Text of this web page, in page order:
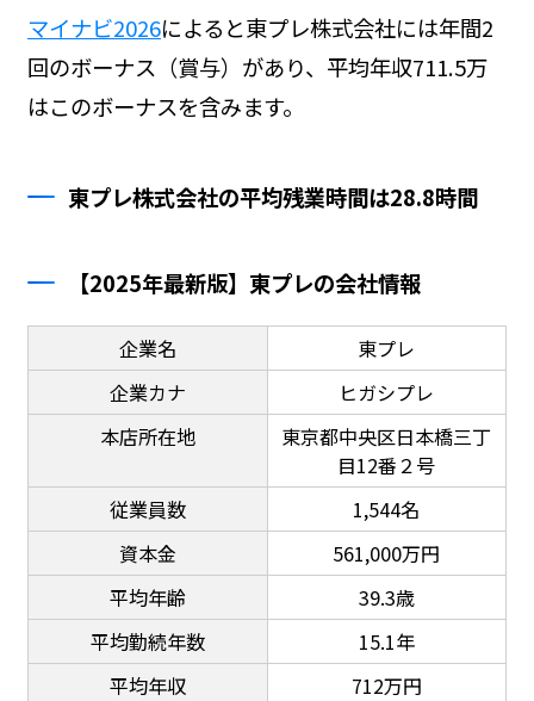
マイナビ2026によると東プレ株式会社には年間2
回のボーナス（賞与）があり、平均年収711.5万
はこのボーナスを含みます。
東プレ株式会社の平均残業時間は28.8時間
【2025年最新版】東プレの会社情報
企業名
東プレ
企業カナ
ヒガシプレ
本店所在地
東京都中央区日本橋三丁
目12番２号
従業員数
1,544名
資本金
561,000万円
平均年齢
39.3歳
平均勤続年数
15.1年
平均年収
712万円